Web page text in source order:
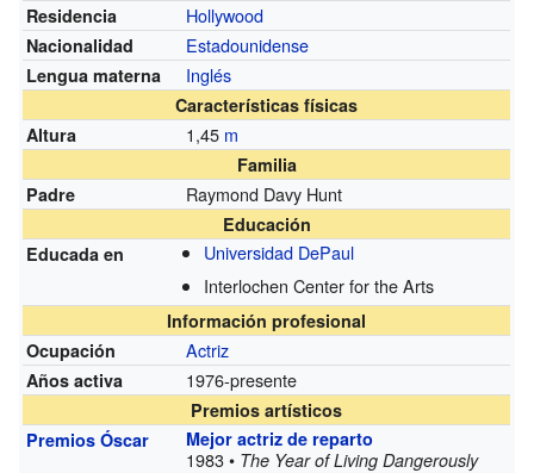
Residencia Hollywood
Nacionalidad Estadounidense
Lengua materna Inglés
Características físicas
Altura
1,45 m
Familia
Padre
Raymond Davy Hunt
Educación
Educada en
Universidad DePaul
Interlochen Center for the Arts
Información profesional
Ocupación
Actriz
Años activa 1976-presente
Premios artísticos
Premios Óscar
Mejor actriz de reparto
1983 • The Year of Living Dangerously